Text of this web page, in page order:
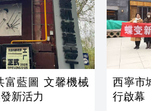
富藍圖 文馨機械
新活力
西寧市
行啟幕